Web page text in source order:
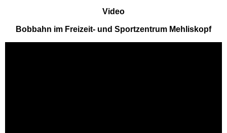
Safariland Stukenbrock
Video
Bobbahn im Freizeit- und Sportzentrum Mehliskopf